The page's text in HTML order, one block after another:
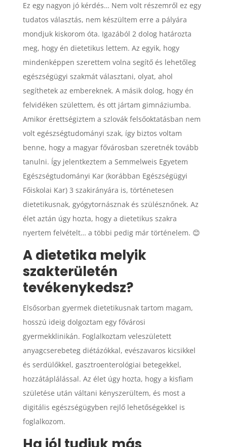
Ez egy nagyon jó kérdés… Nem volt részemről ez egy
tudatos választás, nem készültem erre a pályára
mondjuk kiskorom óta. Igazából 2 dolog határozta
meg, hogy én dietetikus lettem. Az egyik, hogy
mindenképpen szerettem volna segítő és lehetőleg
egészségügyi szakmát választani, olyat, ahol
segíthetek az embereknek. A másik dolog, hogy én
felvidéken születtem, és ott jártam gimnáziumba.
Amikor érettségiztem a szlovák felsőoktatásban nem
volt egészségtudományi szak, így biztos voltam
benne, hogy a magyar fővárosban szeretnék tovább
tanulni. Így jelentkeztem a Semmelweis Egyetem
Egészségtudományi Kar (korábban Egészségügyi
Főiskolai Kar) 3 szakirányára is, történetesen
dietetikusnak, gyógytornásznak és szülésznőnek. Az
élet aztán úgy hozta, hogy a dietetikus szakra
nyertem felvételt… a többi pedig már történelem. 😊
A dietetika melyik
szakterületén
tevékenykedsz?
Elsősorban gyermek dietetikusnak tartom magam,
hosszú ideig dolgoztam egy fővárosi
gyermekklinikán. Foglalkoztam veleszületett
anyagcserebeteg diétázókkal, evészavaros kicsikkel
és serdülőkkel, gasztroenterológiai betegekkel,
hozzátáplálással. Az élet úgy hozta, hogy a kisfiam
születése után váltani kényszerültem, és most a
digitális egészségügyben rejlő lehetőségekkel is
foglalkozom.